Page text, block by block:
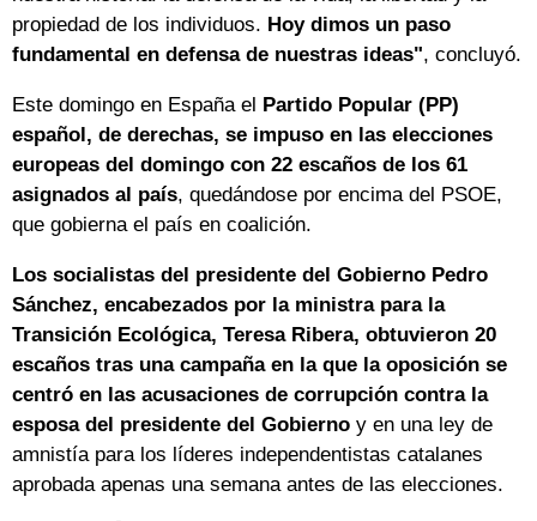
propiedad de los individuos. Hoy dimos un paso
fundamental en defensa de nuestras ideas", concluyó.
Este domingo en España el
Partido Popular (PP)
español, de derechas, se impuso en las elecciones
europeas del domingo con 22 escaños de los 61
asignados al país, quedándose por encima del PSOE,
que gobierna el país en coalición.
Los socialistas del presidente del Gobierno Pedro
Sánchez, encabezados por la ministra para la
Transición Ecológica, Teresa Ribera, obtuvieron 20
escaños tras una campaña en la que la oposición se
centró en las acusaciones de corrupción contra la
esposa del presidente del Gobierno y en una ley de
amnistía para los líderes independentistas catalanes
aprobada apenas una semana antes de las elecciones.